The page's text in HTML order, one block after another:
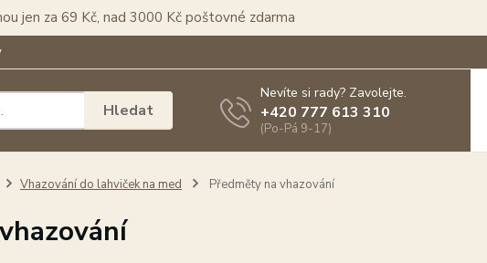
jen za 69 Kč, nad 3000 Kč poštovné zdarma
Hledat
Nevíte si rady? Zavolejte.
+420 777 613 310
(Po-Pá 9-17)
Vhazování do lahviček na med Předměty na vhazování